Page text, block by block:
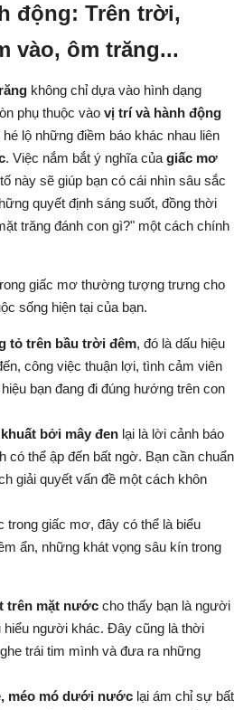
động: Trên trời,
vào, ôm trăng...
không chỉ dựa vào hình dạng
phụ thuộc vào vị trí và hành động
lộ những điềm báo khác nhau liên
. Việc nắm bắt ý nghĩa của giấc mơ
này sẽ giúp bạn có cái nhìn sâu sắc
quyết định sáng suốt, đồng thời
trăng đánh con gì?" một cách chính
giấc mơ thường tượng trưng cho
sống hiện tại của bạn.
tỏ trên bầu trời đêm, đó là dấu hiệu
công việc thuận lợi, tình cảm viên
bạn đang đi đúng hướng trên con
bởi mây đen lại là lời cảnh báo
có thể ập đến bất ngờ. Bạn cần chuẩn
giải quyết vấn đề một cách khôn
giấc mơ, đây có thể là biểu
ẩn, những khát vọng sâu kín trong
trên mặt nước cho thấy bạn là người
hiểu người khác. Đây cũng là thời
trái tim mình và đưa ra những
méo mó dưới nước lại ám chỉ sự bất